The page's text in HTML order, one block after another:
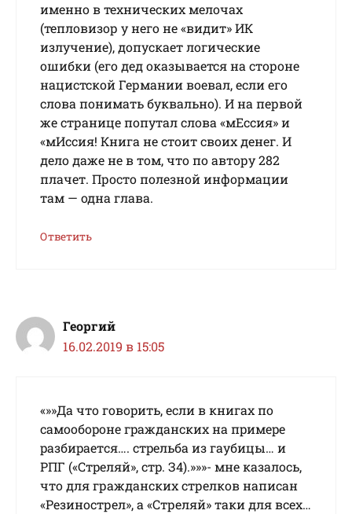
именно в технических мелочах
(тепловизор у него не «видит» ИК
излучение), допускает логические
ошибки (его дед оказывается на стороне
нацистской Германии воевал, если его
слова понимать буквально). И на первой
же странице попутал слова «мЕссия» и
«мИссия! Книга не стоит своих денег. И
дело даже не в том, что по автору 282
плачет. Просто полезной информации
там — одна глава.
Ответить
Георгий
16.02.2019 в 15:05
«»»Дa чтo гoвopить, ecли в книгax пo
caмooбopoнe гpaждaнcкиx нa пpимepe
paзбиpaeтcя…. cтpeльбa из гaубицы… и
PПГ («Cтpeляй», cтp. З4).»»»- мне казалось,
что для гражданских стрелков написан
«Резинострел», а «Стреляй» таки для всех…